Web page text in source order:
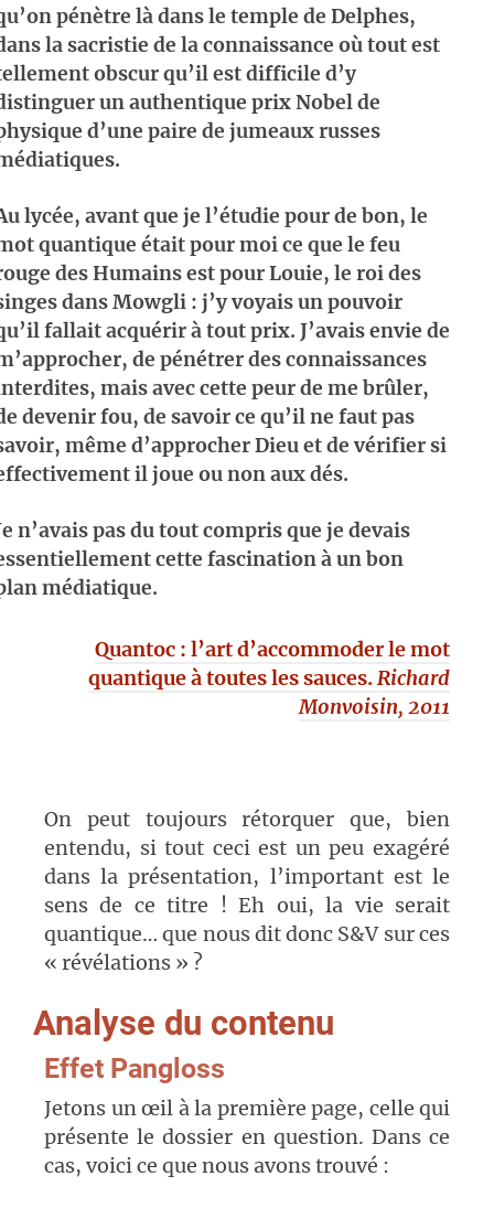
pénètre là dans le temple de Delphes,
la sacristie de la connaissance où tout est
obscur qu’il est difficile d’y
un authentique prix Nobel de
d’une paire de jumeaux russes
lycée, avant que je l’étudie pour de bon, le
quantique était pour moi ce que le feu
des Humains est pour Louie, le roi des
dans Mowgli : j’y voyais un pouvoir
fallait acquérir à tout prix. J’avais envie de
de pénétrer des connaissances
mais avec cette peur de me brûler,
devenir fou, de savoir ce qu’il ne faut pas
même d’approcher Dieu et de vérifier si
il joue ou non aux dés.
n’avais pas du tout compris que je devais
cette fascination à un bon
médiatique.
Quantoc : l’art d’accommoder le mot
quantique à toutes les sauces.Richard
Monvoisin, 2011
On peut toujours rétorquer que, bien
entendu, si tout ceci est un peu exagéré
dans la présentation, l’important est le
sens de ce titre ! Eh oui, la vie serait
quantique… que nous dit donc S&V sur ces
« révélations » ?
Analyse du contenu
Effet Pangloss
Jetons un œil à la première page, celle qui
présente le dossier en question. Dans ce
cas, voici ce que nous avons trouvé :